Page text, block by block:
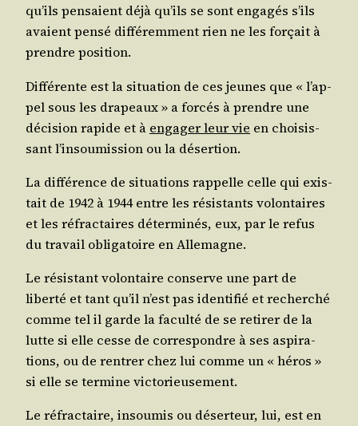
qu’ils pen­saient déjà qu’ils se sont enga­gés s’ils
avaient pen­sé dif­fé­rem­ment rien ne les for­çait à
prendre position.
Dif­fé­rente est la situa­tion de ces jeunes que « l’ap­
pel sous les dra­peaux » a for­cés à prendre une
déci­sion rapide et à enga­ger leur vie en choi­sis­
sant l’in­sou­mis­sion ou la désertion.
La dif­fé­rence de situa­tions rap­pelle celle qui exis­
tait de 1942 à 1944 entre les résis­tants volon­taires
et les réfrac­taires déter­mi­nés, eux, par le refus
du tra­vail obli­ga­toire en Allemagne.
Le résis­tant volon­taire conserve une part de
liber­té et tant qu’il n’est pas iden­ti­fié et recher­ché
comme tel il garde la facul­té de se reti­rer de la
lutte si elle cesse de cor­res­pondre à ses aspi­ra­
tions, ou de ren­trer chez lui comme un « héros »
si elle se ter­mine victorieusement.
Le réfrac­taire, insou­mis ou déser­teur, lui, est en